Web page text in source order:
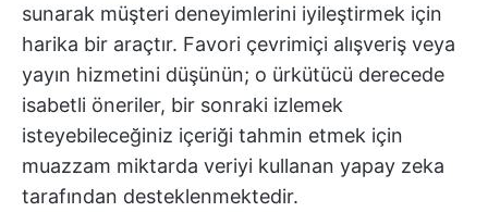
sunarak müşteri deneyimlerini iyileştirmek için
harika bir araçtır. Favori çevrimiçi alışveriş veya
yayın hizmetini düşünün; o ürkütücü derecede
isabetli öneriler, bir sonraki izlemek
isteyebileceğiniz içeriği tahmin etmek için
muazzam miktarda veriyi kullanan yapay zeka
tarafından desteklenmektedir.